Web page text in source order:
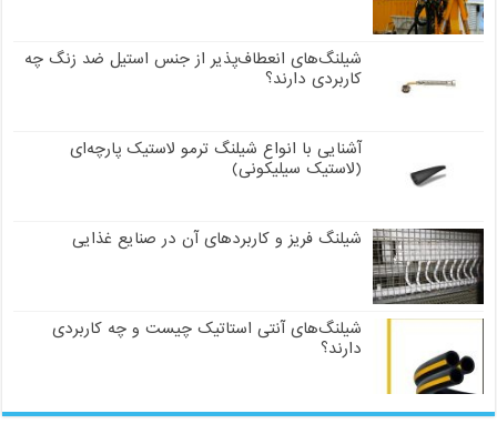
شیلنگ‌های انعطاف‌پذیر از جنس استیل ضد زنگ چه
کاربردی دارند؟
آشنایی با انواع شیلنگ ترمو لاستیک پارچه‌ای
(لاستیک سیلیکونی)
شیلنگ فریز و کاربردهای آن در صنایع غذایی
شیلنگ‌های آنتی استاتیک چیست و چه کاربردی
دارند؟